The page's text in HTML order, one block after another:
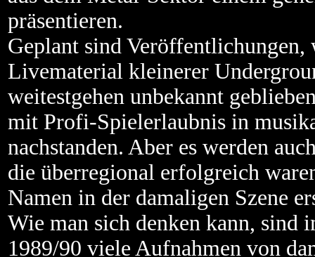
präsentieren.
Geplant sind Veröffentlichungen,
Livematerial kleinerer
weitestgehen unbekannt
mit Profi-Spielerlaubnis in
nachstanden. Aber es werden
die überregional erfolgreich
Namen in der damaligen Szene
Wie man sich denken kann, sind
1989/90 viele Aufnahmen von